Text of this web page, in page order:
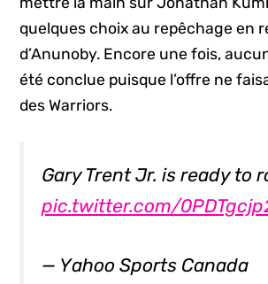
quelques choix au repêchage en
d’Anunoby. Encore une fois,
été conclue puisque l’offre ne
des Warriors.
Gary Trent Jr. is ready to
pic.twitter.com/
— Yahoo Sports Canada